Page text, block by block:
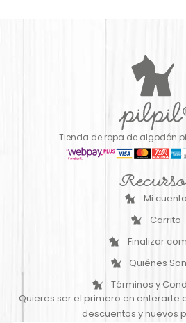
Tienda de ropa de algodón
Mi cuenta
Carrito
Finalizar
Quiénes
Términos y
Quieres ser el primero en enterarte
descuentos y nuevos